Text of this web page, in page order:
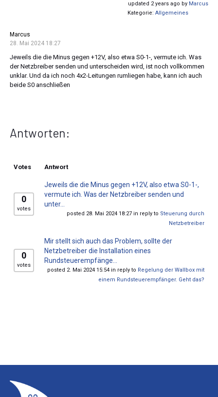
updated 2 years ago by Marcus
Kategorie: Allgemeines
Marcus
28. Mai 2024 18:27
Jeweils die die Minus gegen +12V, also etwa S0-1-, vermute ich. Was
der Netzbreiber senden und unterscheiden wird, ist noch vollkommen
unklar. Und da ich noch 4x2-Leitungen rumliegen habe, kann ich auch
beide S0 anschließen
Antworten:
Votes Antwort
0
votes
Jeweils die die Minus gegen +12V, also etwa S0-1-,
vermute ich. Was der Netzbreiber senden und
unter...
posted 28. Mai 2024 18:27 in reply to Steuerung durch
Netzbetreiber
0
votes
Mir stellt sich auch das Problem, sollte der
Netzbetreiber die Installation eines
Rundsteuerempfänge...
posted 2. Mai 2024 15:54 in reply to Regelung der Wallbox mit
einem Rundsteuerempfänger. Geht das?